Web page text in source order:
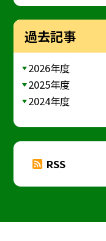
過去記事
2026年度
2025年度
2024年度
RSS